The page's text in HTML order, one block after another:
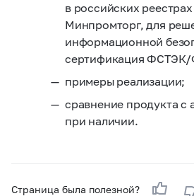
в российских
Минпромторг, для
информационной
сертификация
примеры реализации;
сравнение продукта с
при наличии.
Страница была полезной?